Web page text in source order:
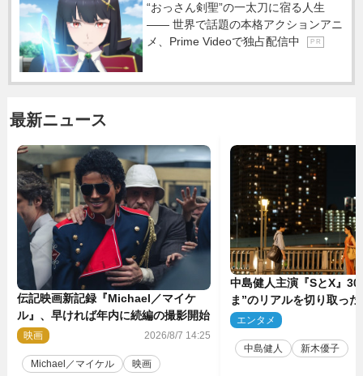
“おっさん剣聖”の一太刀に宿る人生
―― 世界で話題の本格アクションアニ
メ、Prime Videoで独占配信中
P R
最新ニュース
伝記映画新記録『Michael／マイケ
ル』、早ければ年内に続編の撮影開始
映画 2026/8/7 14:25
Michael／マイケル 映画
中島健人主演『SとX』30
ま”のリアルを切り取っ
5点解禁
エンタメ
中島健人 新木優子